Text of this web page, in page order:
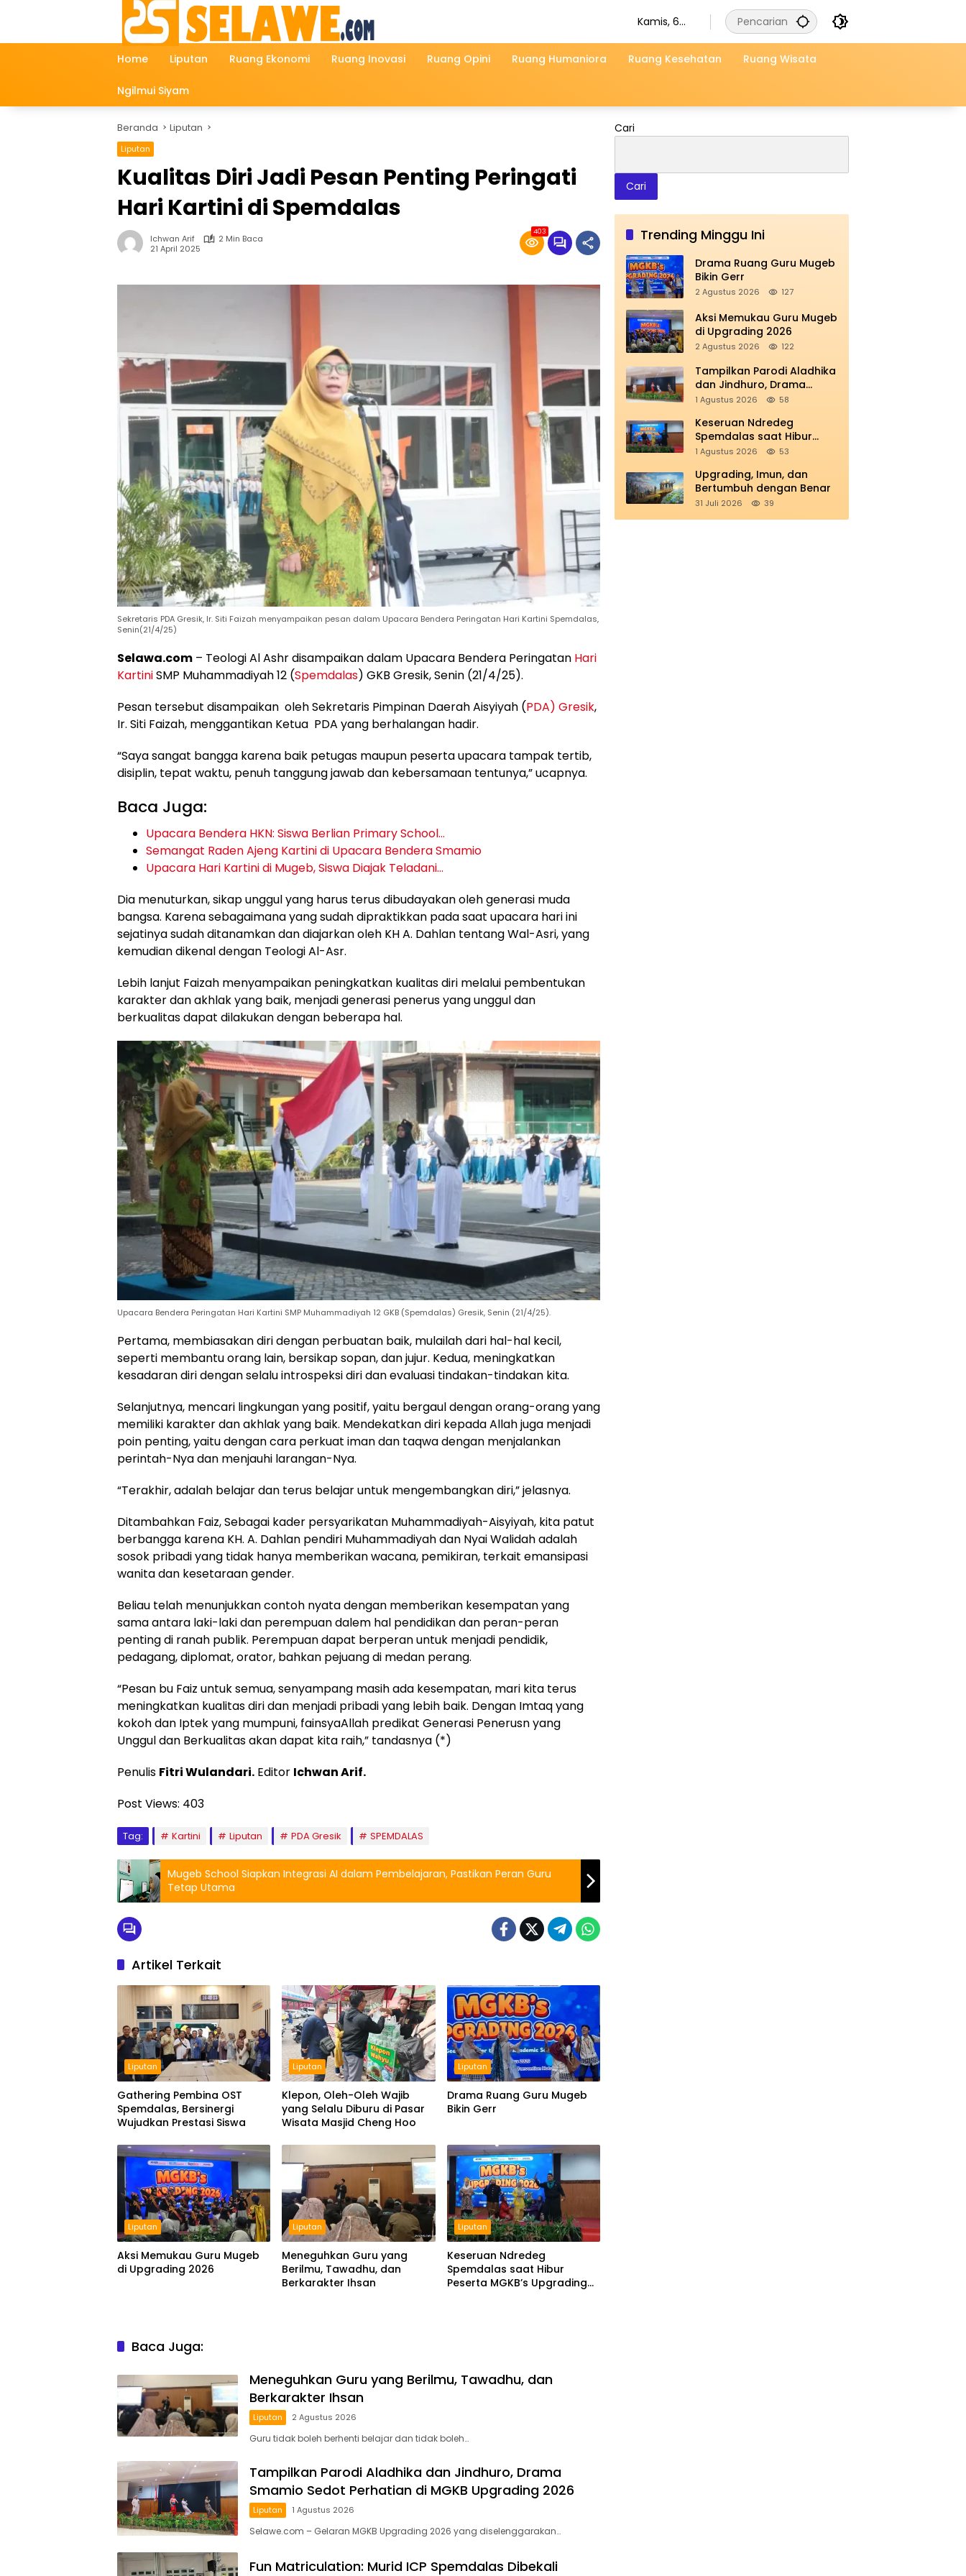
Kamis, 6
Home Liputan Ruang Ekonomi Ruang Inovasi Ruang Opini Ruang Humaniora Ruang Kesehatan Ruang Wisata
Ngilmui Siyam
Beranda Liputan
Liputan
Kualitas Diri Jadi Pesan Penting Peringati
Hari Kartini di Spemdalas
Ichwan Arif
2 Min Baca
21 April 2025
403
Sekretaris PDA Gresik, Ir. Siti Faizah menyampaikan pesan dalam Upacara Bendera Peringatan Hari Kartini Spemdalas,
Senin(21/4/25)
Selawa.com – Teologi Al Ashr disampaikan dalam Upacara Bendera Peringatan Hari
KartiniSMP Muhammadiyah 12 (Spemdalas) GKB Gresik, Senin (21/4/25).
Pesan tersebut disampaikan oleh Sekretaris Pimpinan Daerah Aisyiyah (PDA) Gresik,
Ir. Siti Faizah, menggantikan Ketua PDA yang berhalangan hadir.
“Saya sangat bangga karena baik petugas maupun peserta upacara tampak tertib,
disiplin, tepat waktu, penuh tanggung jawab dan kebersamaan tentunya,” ucapnya.
Baca Juga:
Upacara Bendera HKN: Siswa Berlian Primary School…
Semangat Raden Ajeng Kartini di Upacara Bendera Smamio
Upacara Hari Kartini di Mugeb, Siswa Diajak Teladani…
Dia menuturkan, sikap unggul yang harus terus dibudayakan oleh generasi muda
bangsa. Karena sebagaimana yang sudah dipraktikkan pada saat upacara hari ini
sejatinya sudah ditanamkan dan diajarkan oleh KH A. Dahlan tentang Wal-Asri, yang
kemudian dikenal dengan Teologi Al-Asr.
Lebih lanjut Faizah menyampaikan peningkatkan kualitas diri melalui pembentukan
karakter dan akhlak yang baik, menjadi generasi penerus yang unggul dan
berkualitas dapat dilakukan dengan beberapa hal.
Upacara Bendera Peringatan Hari Kartini SMP Muhammadiyah 12 GKB (Spemdalas) Gresik, Senin (21/4/25).
Pertama, membiasakan diri dengan perbuatan baik, mulailah dari hal-hal kecil,
seperti membantu orang lain, bersikap sopan, dan jujur. Kedua, meningkatkan
kesadaran diri dengan selalu introspeksi diri dan evaluasi tindakan-tindakan kita.
Selanjutnya, mencari lingkungan yang positif, yaitu bergaul dengan orang-orang yang
memiliki karakter dan akhlak yang baik. Mendekatkan diri kepada Allah juga menjadi
poin penting, yaitu dengan cara perkuat iman dan taqwa dengan menjalankan
perintah-Nya dan menjauhi larangan-Nya.
“Terakhir, adalah belajar dan terus belajar untuk mengembangkan diri,” jelasnya.
Ditambahkan Faiz, Sebagai kader persyarikatan Muhammadiyah-Aisyiyah, kita patut
berbangga karena KH. A. Dahlan pendiri Muhammadiyah dan Nyai Walidah adalah
sosok pribadi yang tidak hanya memberikan wacana, pemikiran, terkait emansipasi
wanita dan kesetaraan gender.
Beliau telah menunjukkan contoh nyata dengan memberikan kesempatan yang
sama antara laki-laki dan perempuan dalem hal pendidikan dan peran-peran
penting di ranah publik. Perempuan dapat berperan untuk menjadi pendidik,
pedagang, diplomat, orator, bahkan pejuang di medan perang.
“Pesan bu Faiz untuk semua, senyampang masih ada kesempatan, mari kita terus
meningkatkan kualitas diri dan menjadi pribadi yang lebih baik. Dengan Imtaq yang
kokoh dan Iptek yang mumpuni, fainsyaAllah predikat Generasi Penerusn yang
Unggul dan Berkualitas akan dapat kita raih,” tandasnya (*)
Penulis Fitri Wulandari. Editor Ichwan Arif.
Post Views: 403
Tag: Kartini Liputan PDA Gresik SPEMDALAS
Mugeb School Siapkan Integrasi AI dalam Pembelajaran, Pastikan Peran Guru
Tetap Utama
Artikel Terkait
Liputan
Gathering Pembina OST
Spemdalas, Bersinergi
Wujudkan Prestasi Siswa
Liputan
Klepon, Oleh-Oleh Wajib
yang Selalu Diburu di Pasar
Wisata Masjid Cheng Hoo
Liputan
Drama Ruang Guru Mugeb
Bikin Gerr
Liputan
Aksi Memukau Guru Mugeb
di Upgrading 2026
Liputan
Meneguhkan Guru yang
Berilmu, Tawadhu, dan
Berkarakter Ihsan
Liputan
Keseruan Ndredeg
Spemdalas saat Hibur
Peserta MGKB’s Upgrading
Baca Juga:
Meneguhkan Guru yang Berilmu, Tawadhu, dan
Berkarakter Ihsan
Liputan 2 Agustus 2026
Guru tidak boleh berhenti belajar dan tidak boleh…
Tampilkan Parodi Aladhika dan Jindhuro, Drama
Smamio Sedot Perhatian di MGKB Upgrading 2026
Liputan 1 Agustus 2026
Selawe.com – Gelaran MGKB Upgrading 2026 yang diselenggarakan…
Fun Matriculation: Murid ICP Spemdalas Dibekali
Cari
Cari
Trending Minggu Ini
Drama Ruang Guru Mugeb
Bikin Gerr
2 Agustus 2026 127
Aksi Memukau Guru Mugeb
di Upgrading 2026
2 Agustus 2026 122
Tampilkan Parodi Aladhika
dan Jindhuro, Drama
Smamio Sedot Perhatian di
1 Agustus 2026 58
Keseruan Ndredeg
Spemdalas saat Hibur
Peserta MGKB’s Upgrading
1 Agustus 2026 53
Upgrading, Imun, dan
Bertumbuh dengan Benar
31 Juli 2026 39